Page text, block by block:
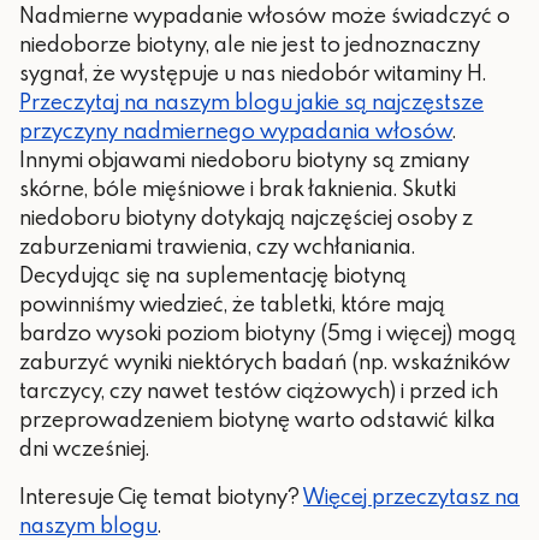
Nadmierne wypadanie włosów może świadczyć o
niedoborze biotyny, ale nie jest to jednoznaczny
sygnał, że występuje u nas niedobór witaminy H.
Przeczytaj na naszym blogu jakie są najczęstsze
przyczyny nadmiernego wypadania włosów.
Innymi objawami niedoboru biotyny są zmiany
skórne, bóle mięśniowe i brak łaknienia. Skutki
niedoboru biotyny dotykają najczęściej osoby z
zaburzeniami trawienia, czy wchłaniania.
Decydując się na suplementację biotyną
powinniśmy wiedzieć, że tabletki, które mają
bardzo wysoki poziom biotyny (5mg i więcej) mogą
zaburzyć wyniki niektórych badań (np. wskaźników
tarczycy, czy nawet testów ciążowych) i przed ich
przeprowadzeniem biotynę warto odstawić kilka
dni wcześniej.
Interesuje Cię temat biotyny?Więcej przeczytasz na
naszym blogu.